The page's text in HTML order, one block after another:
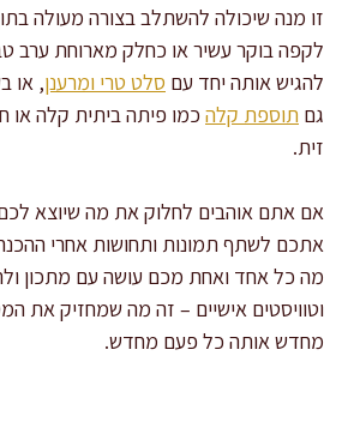
זו מנה שיכולה להשתלב בצורה מעולה
לקפה בוקר עשיר או כחלק מארוחת ערב
להגיש אותה יחד עם סלט טרי ומרענן, או
גם תוספת קלה כמו פיתה ביתית קלה או
זית.
אם אתם אוהבים לחלוק את מה שיוצא
אתכם לשתף תמונות ותחושות אחרי
מה כל אחד ואחת מכם עושה עם מתכון
וטוויסטים אישיים – זה מה שמחזיק את
מחדש אותה כל פעם מחדש.